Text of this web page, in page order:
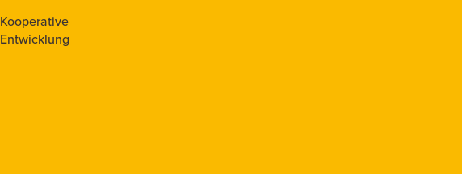
Kooperative
Entwicklung